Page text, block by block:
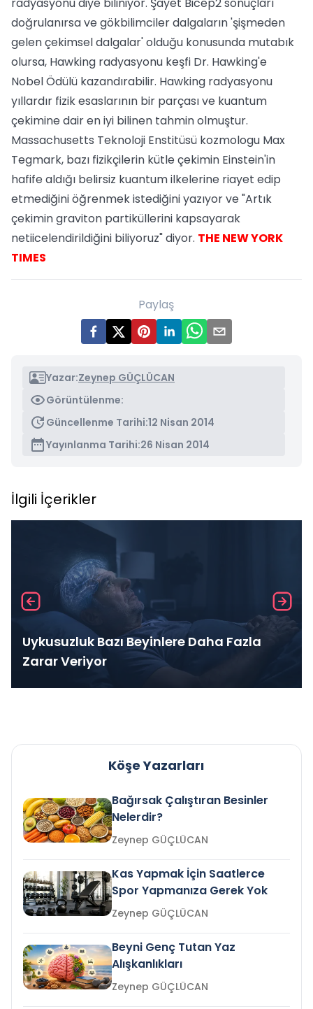
doğrulanırsa ve gökbilimciler dalgaların 'şişmeden
gelen çekimsel dalgalar' olduğu konusunda mutabık
olursa, Hawking radyasyonu keşfi Dr. Hawking'e
Nobel Ödülü kazandırabilir. Hawking radyasyonu
yıllardır fizik esaslarının bir parçası ve kuantum
çekimine dair en iyi bilinen tahmin olmuştur.
Massachusetts Teknoloji Enstitüsü kozmologu Max
Tegmark, bazı fizikçilerin kütle çekimin Einstein'in
hafife aldığı belirsiz kuantum ilkelerine riayet edip
etmediğini öğrenmek istediğini yazıyor ve "Artık
çekimin graviton partiküllerini kapsayarak
netiicelendirildiğini biliyoruz" diyor. THE NEW YORK
TIMES
Paylaş
Yazar:Zeynep GÜÇLÜCAN
Görüntülenme:
Güncellenme Tarihi:12 Nisan 2014
Yayınlanma Tarihi:26 Nisan 2014
İlgili İçerikler
Uykusuzluk Bazı Beyinlere Daha Fazla
Zarar Veriyor
Köşe Yazarları
Bağırsak Çalıştıran Besinler
Nelerdir?
Zeynep GÜÇLÜCAN
Kas Yapmak İçin Saatlerce
Spor Yapmanıza Gerek Yok
Zeynep GÜÇLÜCAN
Beyni Genç Tutan Yaz
Alışkanlıkları
Zeynep GÜÇLÜCAN